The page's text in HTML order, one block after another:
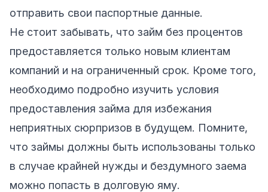
отправить свои паспортные данные.
Не стоит забывать, что займ без процентов
предоставляется только новым клиентам
компаний и на ограниченный срок. Кроме того,
необходимо подробно изучить условия
предоставления займа для избежания
неприятных сюрпризов в будущем. Помните,
что займы должны быть использованы только
в случае крайней нужды и бездумного заема
можно попасть в долговую яму.